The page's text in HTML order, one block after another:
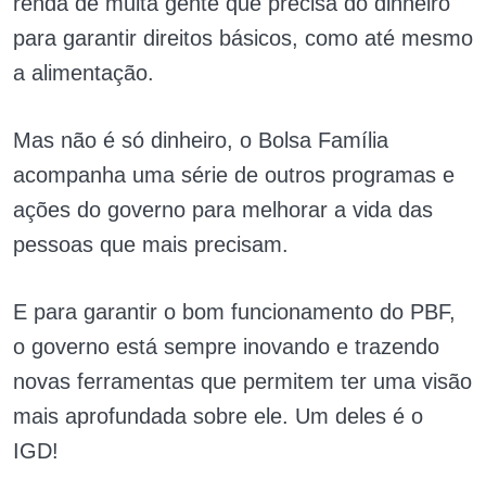
para garantir direitos básicos, como até mesmo
a alimentação.
Mas não é só dinheiro, o Bolsa Família
acompanha uma série de outros programas e
ações do governo para melhorar a vida das
pessoas que mais precisam.
E para garantir o bom funcionamento do PBF,
o governo está sempre inovando e trazendo
novas ferramentas que permitem ter uma visão
mais aprofundada sobre ele. Um deles é o
IGD!